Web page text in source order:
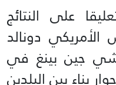
على النتائج
الأمريكي دونالد
شي جين بينغ في
بناء بين البلدين